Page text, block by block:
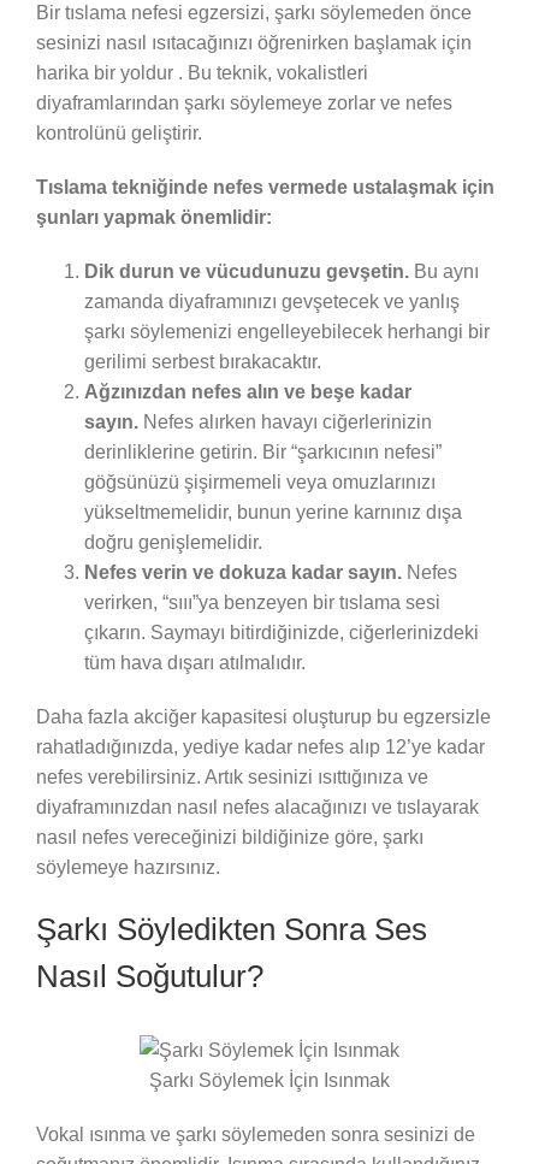
Bir tıslama nefesi egzersizi, şarkı söylemeden önce
sesinizi nasıl ısıtacağınızı öğrenirken başlamak için
harika bir yoldur . Bu teknik, vokalistleri
diyaframlarından şarkı söylemeye zorlar ve nefes
kontrolünü geliştirir.
Tıslama tekniğinde nefes vermede ustalaşmak için
şunları yapmak önemlidir:
Dik durun ve vücudunuzu gevşetin. Bu aynı
zamanda diyaframınızı gevşetecek ve yanlış
şarkı söylemenizi engelleyebilecek herhangi bir
gerilimi serbest bırakacaktır.
Ağzınızdan nefes alın ve beşe kadar
sayın. Nefes alırken havayı ciğerlerinizin
derinliklerine getirin. Bir “şarkıcının nefesi”
göğsünüzü şişirmemeli veya omuzlarınızı
yükseltmemelidir, bunun yerine karnınız dışa
doğru genişlemelidir.
Nefes verin ve dokuza kadar sayın. Nefes
verirken, “sııı”ya benzeyen bir tıslama sesi
çıkarın. Saymayı bitirdiğinizde, ciğerlerinizdeki
tüm hava dışarı atılmalıdır.
Daha fazla akciğer kapasitesi oluşturup bu egzersizle
rahatladığınızda, yediye kadar nefes alıp 12’ye kadar
nefes verebilirsiniz. Artık sesinizi ısıttığınıza ve
diyaframınızdan nasıl nefes alacağınızı ve tıslayarak
nasıl nefes vereceğinizi bildiğinize göre, şarkı
söylemeye hazırsınız.
Şarkı Söyledikten Sonra Ses
Nasıl Soğutulur?
Şarkı Söylemek İçin Isınmak
Vokal ısınma ve şarkı söylemeden sonra sesinizi de